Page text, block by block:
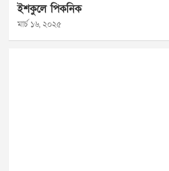
ইশকুলে পিকনিক
মার্চ ১৬, ২০২৫